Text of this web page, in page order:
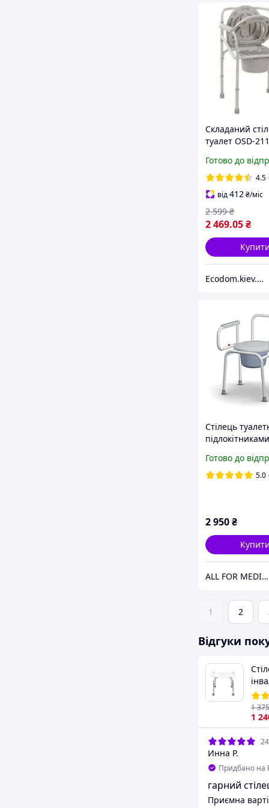
Складаний
туалет OSD-
регульований
висоті, з
120 кг
Готово до
4.5
від412₴/міс
2 469.05₴
2 599 ₴
Купити
Еcodom.kiev.ua Інтернет- магазин
Стілець
підлокітниками
Готово до
5.0
2 950₴
Купити
ALL FOR MEDICINE
1 2
Відгуки
1
1 375
Инна Р.
Придбано на
гарний
Приємна